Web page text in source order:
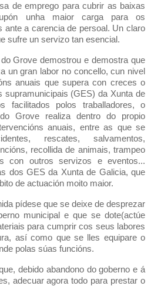
de emprego para cubrir as baixas
unha maior carga para os
ante a carencia de persoal. Un claro
sufre un servizo tan esencial.
Grove demostrou e demostra que
un gran labor no concello, cun nivel
anuais que supera con creces o
supramunicipais (GES) da Xunta de
facilitados polos traballadores, o
Grove realiza dentro do propio
anuais, entre as que se
rescates, salvamentos,
recollida de animais, trampeo
con outros servizos e eventos...
dos GES da Xunta de Galicia, que
de actuación moito maior.
pídese que se deixe de desprezar
municipal e que se dote(actúe
para cumprir cos seus labores
así como que se lles equipare o
polas súas funcións.
debido abandono do goberno e á
adecuar agora todo para prestar o